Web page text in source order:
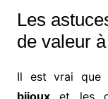
Les
de valeur
Il est vrai que